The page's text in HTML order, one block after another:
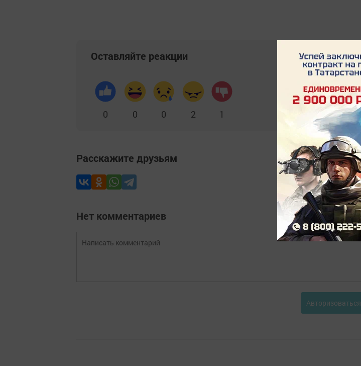
Оставляйте реакции
0 0 0 2 1
Расскажите друзьям
Нет комментариев
Авторизоваться